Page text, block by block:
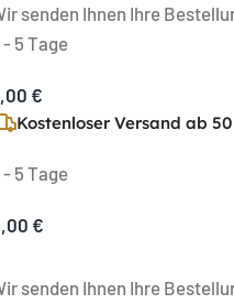
senden Ihnen Ihre
- 5 Tage
€
Kostenloser Versand ab
- 5 Tage
€
senden Ihnen Ihre